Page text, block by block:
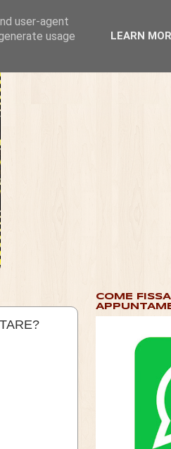
COME
user-agent
usage
LEARN